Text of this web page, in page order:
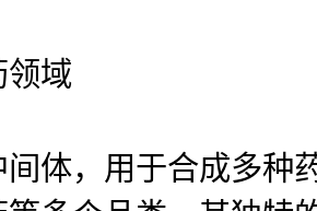
领域
体，用于合成多种